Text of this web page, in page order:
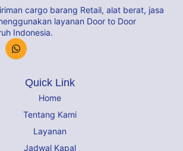
cargo barang Retail, alat berat, jasa
layanan Door to Door
Indonesia.
Quick Link
Home
Tentang Kami
Layanan
Jadwal Kapal